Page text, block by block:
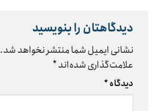
دیدگاهتان را بنویسید
نشانی ایمیل شما منتشر نخواهد شد.
علامت‌گذاری شده‌اند*
دیدگاه*